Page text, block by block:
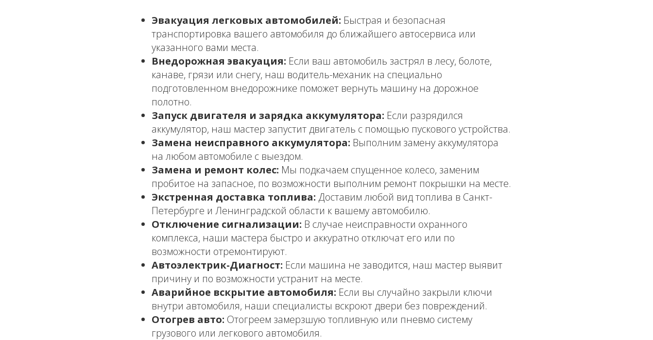
Эвакуация легковых автомобилей: Быстрая и безопасная
транспортировка вашего автомобиля до ближайшего автосервиса или
указанного вами места.
Внедорожная эвакуация: Если ваш автомобиль застрял в лесу, болоте,
канаве, грязи или снегу, наш водитель-механик на специально
подготовленном внедорожнике поможет вернуть машину на дорожное
полотно.
Запуск двигателя и зарядка аккумулятора: Если разрядился
аккумулятор, наш мастер запустит двигатель с помощью пускового устройства.
Замена неисправного аккумулятора: Выполним замену аккумулятора
на любом автомобиле с выездом.
Замена и ремонт колес: Мы подкачаем спущенное колесо, заменим
пробитое на запасное, по возможности выполним ремонт покрышки на месте.
Экстренная доставка топлива: Доставим любой вид топлива в Санкт-
Петербурге и Ленинградской области к вашему автомобилю.
Отключение сигнализации: В случае неисправности охранного
комплекса, наши мастера быстро и аккуратно отключат его или по
возможности отремонтируют.
Автоэлектрик-Диагност: Если машина не заводится, наш мастер выявит
причину и по возможности устранит на месте.
Аварийное вскрытие автомобиля: Если вы случайно закрыли ключи
внутри автомобиля, наши специалисты вскроют двери без повреждений.
Отогрев авто: Отогреем замерзшую топливную или пневмо систему
грузового или легкового автомобиля.